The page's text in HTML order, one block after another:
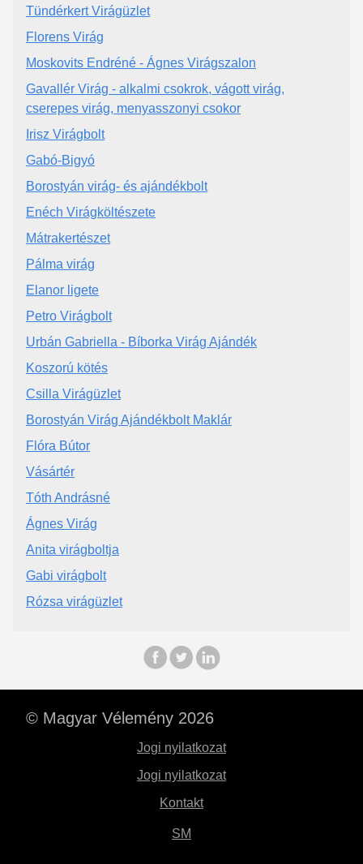
Tündérkert Virágüzlet
Florens Virág
Moskovits Endréné - Ágnes Virágszalon
Gavallér Virág - alkalmi csokrok, vágott virág,
cserepes virág, menyasszonyi csokor
Irisz Virágbolt
Gabó-Bigyó
Borostyán virág- és ajándékbolt
Enéch Virágköltészete
Mátrakertészet
Pálma virág
Elanor ligete
Petro Virágbolt
Urbán Gabriella - Bíborka Virág Ajándék
Koszorú kötés
Csilla Virágüzlet
Borostyán Virág Ajándékbolt Maklár
Flóra Bútor
Vásártér
Tóth Andrásné
Ágnes Virág
Anita virágboltja
Gabi virágbolt
Rózsa virágüzlet
© Magyar Vélemény 2026
Jogi nyilatkozat
Jogi nyilatkozat
Kontakt
SM